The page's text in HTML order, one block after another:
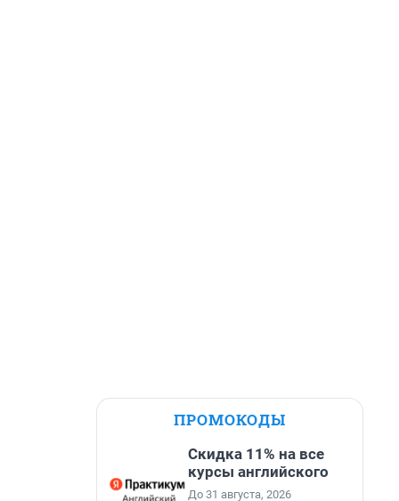
ПРОМОКОДЫ
Скидка 11% на все
курсы английского
До 31 августа, 2026